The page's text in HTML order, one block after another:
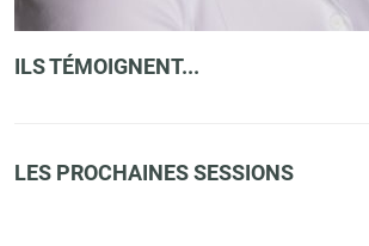
ILS TÉMOIGNENT...
LES PROCHAINES SESSIONS